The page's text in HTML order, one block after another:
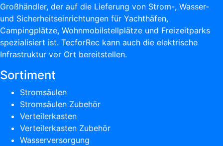
Großhändler, der auf die Lieferung von Strom-, Wasser-
und Sicherheitseinrichtungen für Yachthäfen,
Campingplätze, Wohnmobilstellplätze und Freizeitparks
spezialisiert ist. TecforRec kann auch die elektrische
Infrastruktur vor Ort bereitstellen.
Sortiment
Stromsäulen
Stromsäulen Zubehör
Verteilerkasten
Verteilerkasten Zubehör
Wasserversorgung